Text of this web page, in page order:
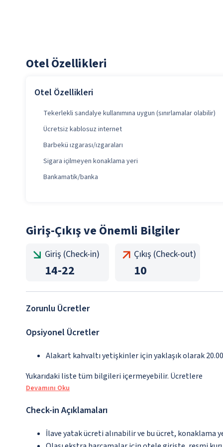
Otel Özellikleri
Otel Özellikleri
Tekerlekli sandalye kullanımına uygun (sınırlamalar olabilir)
Ücretsiz kablosuz internet
Barbekü ızgarası/ızgaraları
Sigara içilmeyen konaklama yeri
Bankamatik/banka
Giriş-Çıkış ve Önemli Bilgiler
Giriş (Check-in)
14-22
Çıkış (Check-out)
10
Zorunlu Ücretler
Opsiyonel Ücretler
Alakart kahvaltı yetişkinler için yaklaşık olarak
Yukarıdaki liste tüm bilgileri içermeyebilir. Ücretlere
Devamını Oku
Check-in Açıklamaları
İlave yatak ücreti alınabilir ve bu ücret,